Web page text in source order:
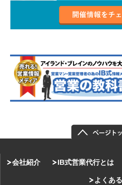
会社紹介 IB式営業代行とは
よくあ